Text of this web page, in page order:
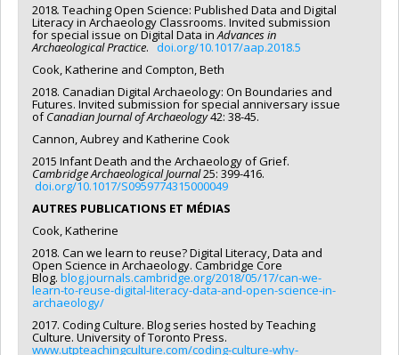
2018. Teaching Open Science: Published Data and Digital
Literacy in Archaeology Classrooms. Invited submission
for special issue on Digital Data inAdvances in
Archaeological Practice.doi.org/10.1017/aap.2018.5
Cook, Katherine and Compton, Beth
2018. Canadian Digital Archaeology: On Boundaries and
Futures. Invited submission for special anniversary issue
ofCanadian Journal of Archaeology42: 38-45.
Cannon, Aubrey and Katherine Cook
2015 Infant Death and the Archaeology of Grief.
Cambridge Archaeological Journal25: 399-416.
doi.org/10.1017/S0959774315000049
AUTRES PUBLICATIONS ET MÉDIAS
Cook, Katherine
2018. Can we learn to reuse? Digital Literacy, Data and
Open Science in Archaeology. Cambridge Core
Blog. blog.journals.cambridge.org/2018/05/17/can-we-
learn-to-reuse-digital-literacy-data-and-open-science-in-
archaeology/
2017. Coding Culture. Blog series hosted by Teaching
Culture. University of Toronto Press.
www.utpteachingculture.com/coding-culture-why-